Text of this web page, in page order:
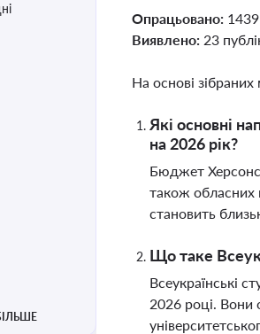
Опрацьовано:
Виявлено: 23
На основі зібраних
Які основні
на 2026 рік?
Бюджет
також обласних
становить
Що таке
Всеукраїнські
2026 році. Вони